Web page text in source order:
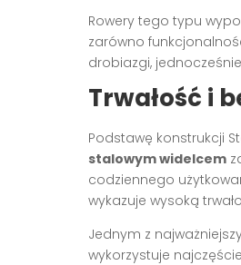
Rowery tego typu
zarówno
drobiazgi,
Trwałość i
Podstawę konstrukcji
stalowym widelcem
codziennego
wykazuje wysoką
Jednym z
wykorzystuje